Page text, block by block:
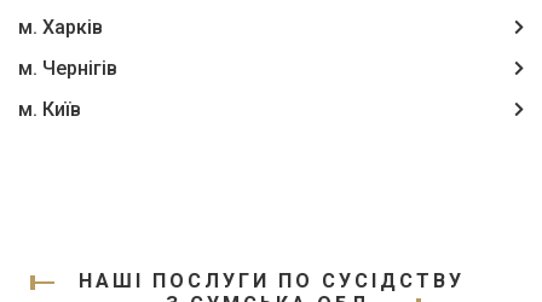
м. Харків
м. Чернігів
м. Київ
НАШІ ПОСЛУГИ ПО СУСІДСТВУ